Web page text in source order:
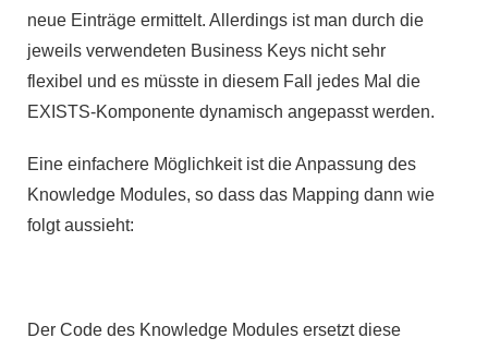
neue Einträge ermittelt. Allerdings ist man durch die
jeweils verwendeten Business Keys nicht sehr
flexibel und es müsste in diesem Fall jedes Mal die
EXISTS-Komponente dynamisch angepasst werden.
Eine einfachere Möglichkeit ist die Anpassung des
Knowledge Modules, so dass das Mapping dann wie
folgt aussieht:
Der Code des Knowledge Modules ersetzt diese